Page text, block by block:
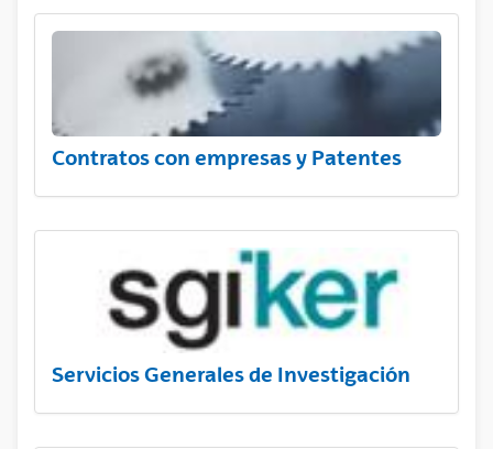
Contratos con empresas y Patentes
Servicios Generales de Investigación